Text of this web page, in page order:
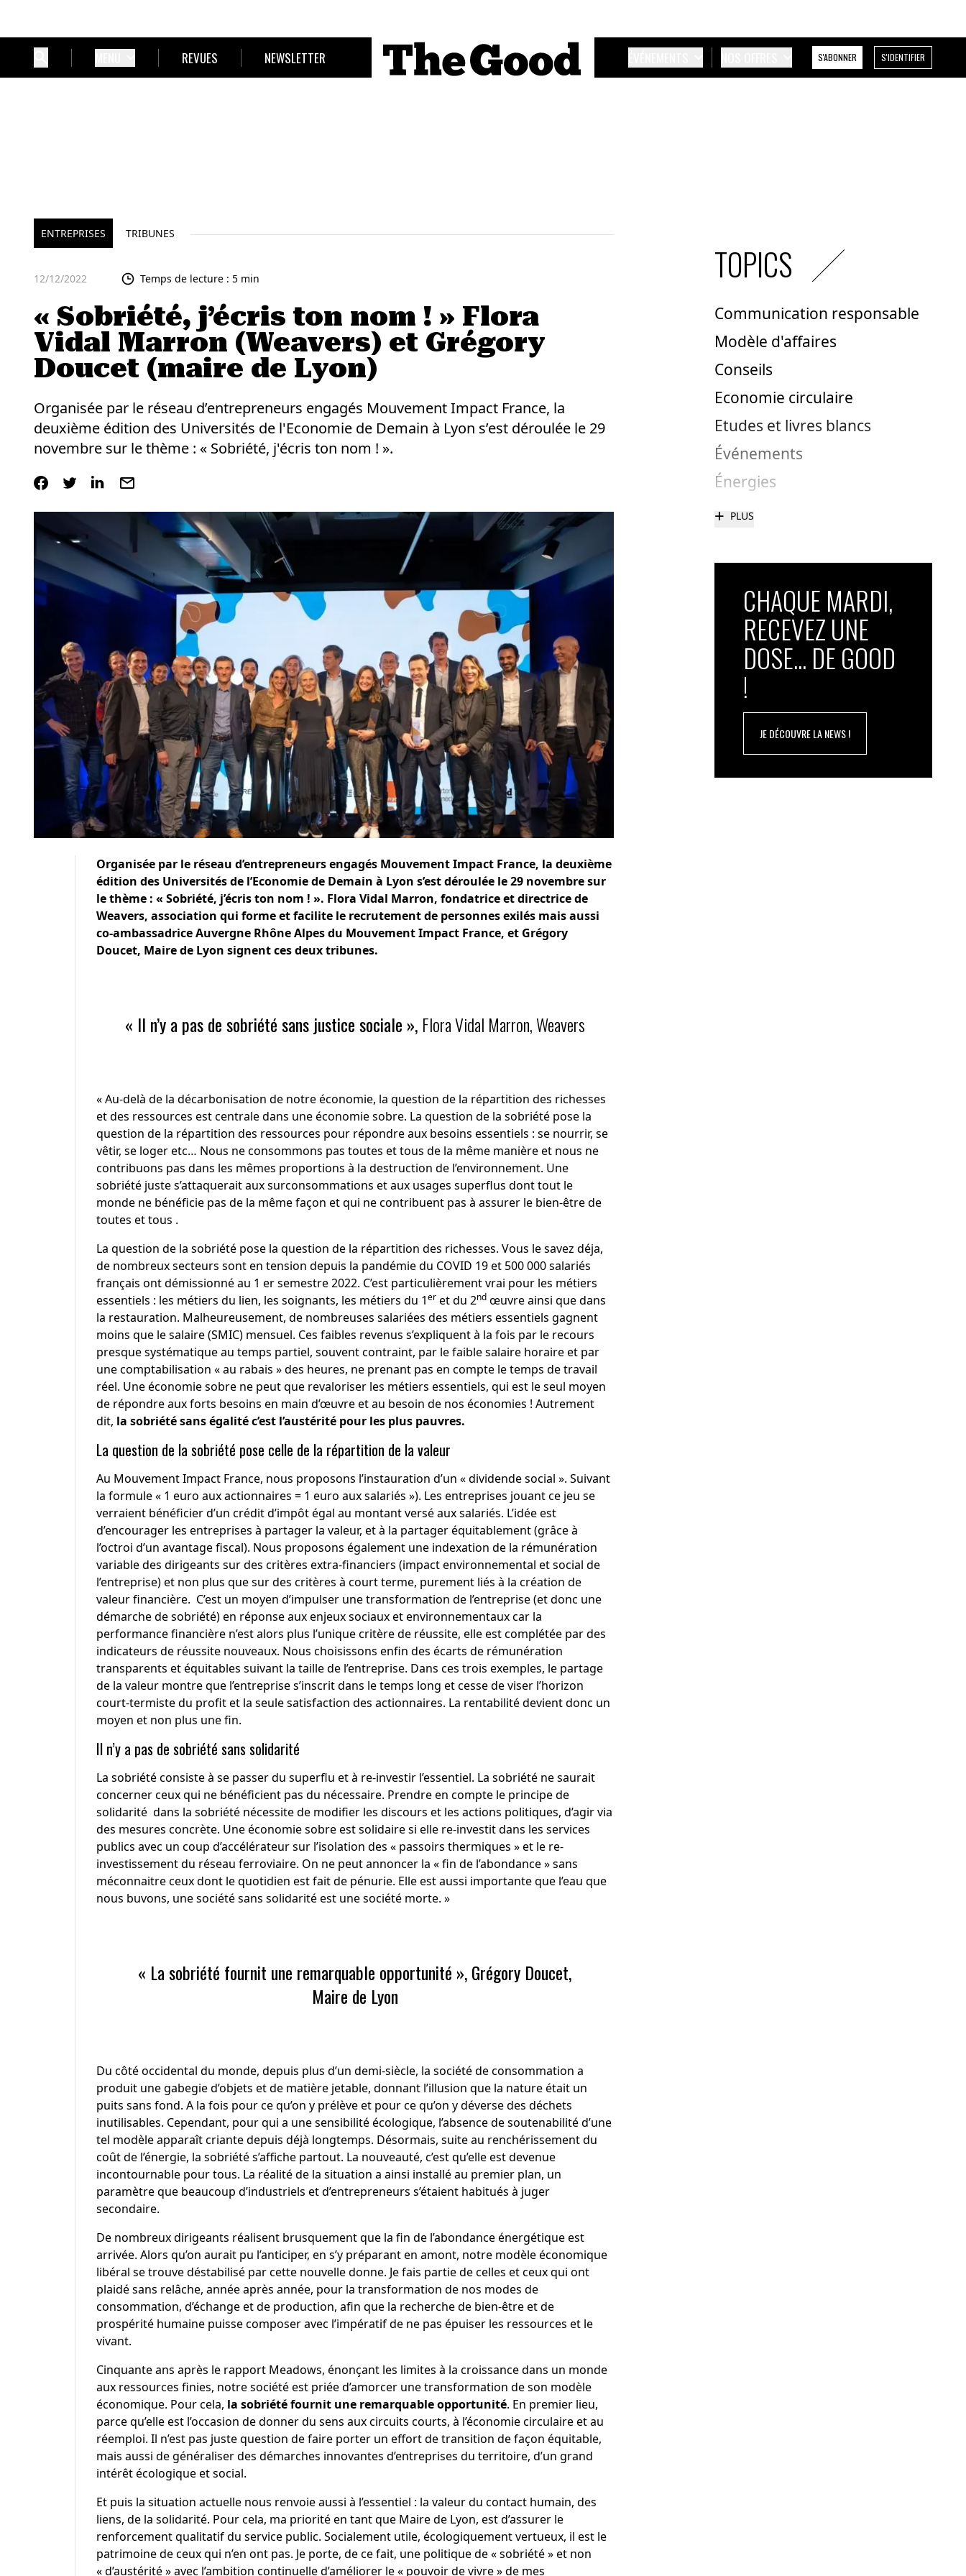
REVUES NEWSLETTER S'ABONNER S'IDENTIFIER
ENTREPRISES TRIBUNES
12/12/2022 Temps de lecture : 5 min
« Sobriété, j’écris ton nom ! » Flora
Vidal Marron (Weavers) et Grégory
Doucet (maire de Lyon)
Organisée par le réseau d’entrepreneurs engagés Mouvement Impact France, la
deuxième édition des Universités de l'Economie de Demain à Lyon s’est déroulée le 29
novembre sur le thème : « Sobriété, j'écris ton nom ! ».
Organisée par le réseau d’entrepreneurs engagés Mouvement Impact France, la deuxième
édition des Universités de l’Economie de Demain à Lyon s’est déroulée le 29 novembre sur
le thème : « Sobriété, j’écris ton nom ! ». Flora Vidal Marron, fondatrice et directrice de
Weavers, association qui forme et facilite le recrutement de personnes exilés mais aussi
co-ambassadrice Auvergne Rhône Alpes du Mouvement Impact France, et Grégory
Doucet, Maire de Lyon signent ces deux tribunes.
« Il n’y a pas de sobriété sans justice sociale », Flora Vidal Marron, Weavers
« Au-delà de la décarbonisation de notre économie, la question de la répartition des richesses
et des ressources est centrale dans une économie sobre. La question de la sobriété pose la
question de la répartition des ressources pour répondre aux besoins essentiels : se nourrir, se
vêtir, se loger etc… Nous ne consommons pas toutes et tous de la même manière et nous ne
contribuons pas dans les mêmes proportions à la destruction de l’environnement. Une
sobriété juste s’attaquerait aux surconsommations et aux usages superflus dont tout le
monde ne bénéficie pas de la même façon et qui ne contribuent pas à assurer le bien-être de
toutes et tous .
La question de la sobriété pose la question de la répartition des richesses. Vous le savez déja,
de nombreux secteurs sont en tension depuis la pandémie du COVID 19 et 500 000 salariés
français ont démissionné au 1 er semestre 2022. C’est particulièrement vrai pour les métiers
essentiels : les métiers du lien, les soignants, les métiers du 1eret du 2ndœuvre ainsi que dans
la restauration. Malheureusement, de nombreuses salariées des métiers essentiels gagnent
moins que le salaire (SMIC) mensuel. Ces faibles revenus s’expliquent à la fois par le recours
presque systématique au temps partiel, souvent contraint, par le faible salaire horaire et par
une comptabilisation « au rabais » des heures, ne prenant pas en compte le temps de travail
réel. Une économie sobre ne peut que revaloriser les métiers essentiels, qui est le seul moyen
de répondre aux forts besoins en main d’œuvre et au besoin de nos économies ! Autrement
dit, la sobriété sans égalité c’est l’austérité pour les plus pauvres.
La question de la sobriété pose celle de la répartition de la valeur
Au Mouvement Impact France, nous proposons l’instauration d’un « dividende social ». Suivant
la formule « 1 euro aux actionnaires = 1 euro aux salariés »). Les entreprises jouant ce jeu se
verraient bénéficier d’un crédit d’impôt égal au montant versé aux salariés. L’idée est
d’encourager les entreprises à partager la valeur, et à la partager équitablement (grâce à
l’octroi d’un avantage fiscal). Nous proposons également une indexation de la rémunération
variable des dirigeants sur des critères extra-financiers (impact environnemental et social de
l’entreprise) et non plus que sur des critères à court terme, purement liés à la création de
valeur financière. C’est un moyen d’impulser une transformation de l’entreprise (et donc une
démarche de sobriété) en réponse aux enjeux sociaux et environnementaux car la
performance financière n’est alors plus l’unique critère de réussite, elle est complétée par des
indicateurs de réussite nouveaux. Nous choisissons enfin des écarts de rémunération
transparents et équitables suivant la taille de l’entreprise. Dans ces trois exemples, le partage
de la valeur montre que l’entreprise s’inscrit dans le temps long et cesse de viser l’horizon
court-termiste du profit et la seule satisfaction des actionnaires. La rentabilité devient donc un
moyen et non plus une fin.
Il n’y a pas de sobriété sans solidarité
La sobriété consiste à se passer du superflu et à re-investir l’essentiel. La sobriété ne saurait
concerner ceux qui ne bénéficient pas du nécessaire. Prendre en compte le principe de
solidarité dans la sobriété nécessite de modifier les discours et les actions politiques, d’agir via
des mesures concrète. Une économie sobre est solidaire si elle re-investit dans les services
publics avec un coup d’accélérateur sur l’isolation des « passoirs thermiques » et le re-
investissement du réseau ferroviaire. On ne peut annoncer la « fin de l’abondance » sans
méconnaitre ceux dont le quotidien est fait de pénurie. Elle est aussi importante que l’eau que
nous buvons, une société sans solidarité est une société morte. »
« La sobriété fournit une remarquable opportunité », Grégory Doucet,
Maire de Lyon
Du côté occidental du monde, depuis plus d’un demi-siècle, la société de consommation a
produit une gabegie d’objets et de matière jetable, donnant l’illusion que la nature était un
puits sans fond. A la fois pour ce qu’on y prélève et pour ce qu’on y déverse des déchets
inutilisables. Cependant, pour qui a une sensibilité écologique, l’absence de soutenabilité d’une
tel modèle apparaît criante depuis déjà longtemps. Désormais, suite au renchérissement du
coût de l’énergie, la sobriété s’affiche partout. La nouveauté, c’est qu’elle est devenue
incontournable pour tous. La réalité de la situation a ainsi installé au premier plan, un
paramètre que beaucoup d’industriels et d’entrepreneurs s’étaient habitués à juger
secondaire.
De nombreux dirigeants réalisent brusquement que la fin de l’abondance énergétique est
arrivée. Alors qu’on aurait pu l’anticiper, en s’y préparant en amont, notre modèle économique
libéral se trouve déstabilisé par cette nouvelle donne. Je fais partie de celles et ceux qui ont
plaidé sans relâche, année après année, pour la transformation de nos modes de
consommation, d’échange et de production, afin que la recherche de bien-être et de
prospérité humaine puisse composer avec l’impératif de ne pas épuiser les ressources et le
vivant.
Cinquante ans après le rapport Meadows, énonçant les limites à la croissance dans un monde
aux ressources finies, notre société est priée d’amorcer une transformation de son modèle
économique. Pour cela, la sobriété fournit une remarquable opportunité. En premier lieu,
parce qu’elle est l’occasion de donner du sens aux circuits courts, à l’économie circulaire et au
réemploi. Il n’est pas juste question de faire porter un effort de transition de façon équitable,
mais aussi de généraliser des démarches innovantes d’entreprises du territoire, d’un grand
intérêt écologique et social.
Et puis la situation actuelle nous renvoie aussi à l’essentiel : la valeur du contact humain, des
liens, de la solidarité. Pour cela, ma priorité en tant que Maire de Lyon, est d’assurer le
renforcement qualitatif du service public. Socialement utile, écologiquement vertueux, il est le
patrimoine de ceux qui n’en ont pas. Je porte, de ce fait, une politique de « sobriété » et non
« d’austérité » avec l’ambition continuelle d’améliorer le « pouvoir de vivre » de mes
TOPICS
Communication responsable
Modèle d'affaires
Conseils
Economie circulaire
Etudes et livres blancs
Événements
Énergies
+ PLUS
CHAQUE MARDI,
RECEVEZ UNE
DOSE... DE GOOD
!
JE DÉCOUVRE LA NEWS !